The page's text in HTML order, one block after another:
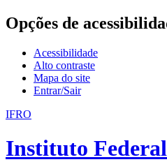
Opções de
Acessibilidade
Alto contraste
Mapa do site
Entrar/Sair
IFRO
Instituto